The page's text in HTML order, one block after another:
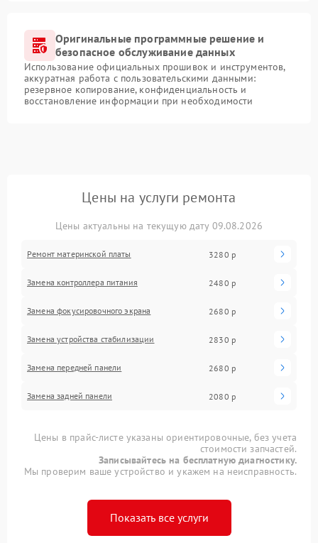
Оригинальные программные решение и
безопасное обслуживание данных
Использование официальных прошивок и инструментов,
аккуратная работа с пользовательскими данными:
резервное копирование, конфиденциальность и
восстановление информации при необходимости
Цены на услуги ремонта
Цены актуальны на текущую дату 09.08.2026
Ремонт материнской платы 3280 р
Замена контроллера питания 2480 р
Замена фокусировочного экрана 2680 р
Замена устройства стабилизации 2830 р
Замена передней панели 2680 р
Замена задней панели 2080 р
Цены в прайс-листе указаны ориентировочные, без учета
стоимости запчастей.
Записывайтесь на бесплатную диагностику.
Мы проверим ваше устройство и укажем на неисправность.
Показать все услуги